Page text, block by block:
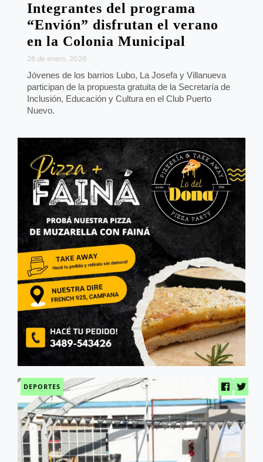
Integrantes del programa
“Envión” disfrutan el verano
en la Colonia Municipal
26 de enero, 2026
Jóvenes de los barrios Lubo, La Josefa y Villanueva
participan de la propuesta gratuita de la Secretaría de
Inclusión, Educación y Cultura en el Club Puerto
Nuevo.
DEPORTES